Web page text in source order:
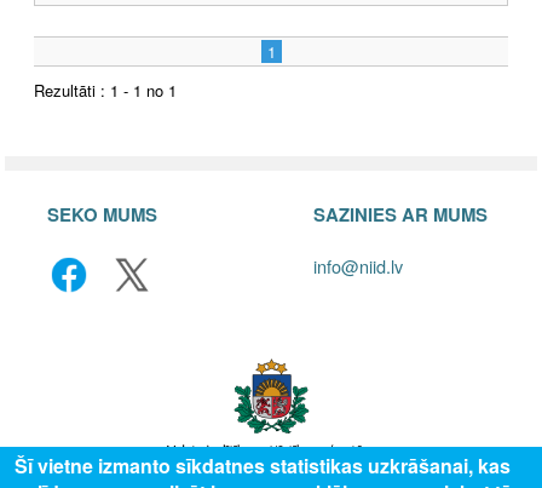
1
Rezultāti : 1 - 1 no 1
SEKO MUMS SAZINIES AR MUMS
info@niid.lv
Šī vietne izmanto sīkdatnes statistikas uzkrāšanai, kas